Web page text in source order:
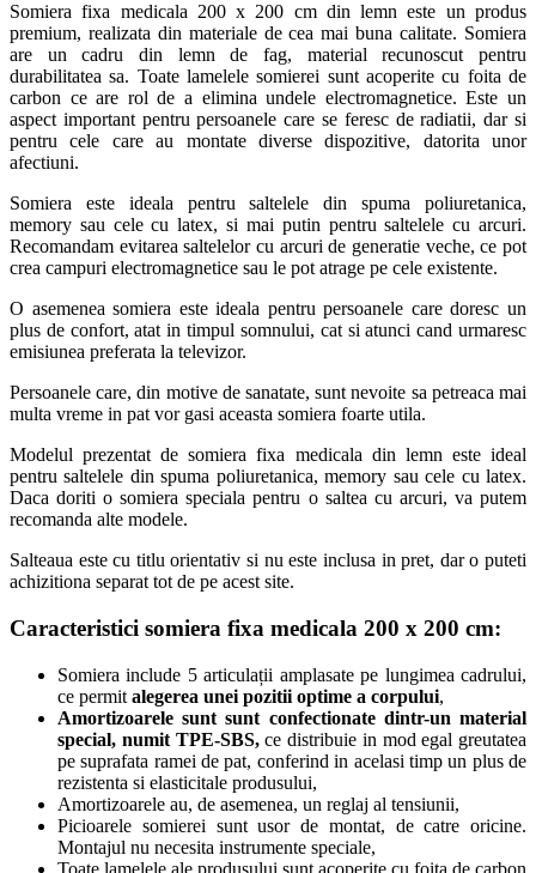
Somiera fixa medicala 200 x 200 cm din lemn este un produs
premium, realizata din materiale de cea mai buna calitate. Somiera
are un cadru din lemn de fag, material recunoscut pentru
durabilitatea sa. Toate lamelele somierei sunt acoperite cu foita de
carbon ce are rol de a elimina undele electromagnetice. Este un
aspect important pentru persoanele care se feresc de radiatii, dar si
pentru cele care au montate diverse dispozitive, datorita unor
afectiuni.
Somiera este ideala pentru saltelele din spuma poliuretanica,
memory sau cele cu latex, si mai putin pentru saltelele cu arcuri.
Recomandam evitarea saltelelor cu arcuri de generatie veche, ce pot
crea campuri electromagnetice sau le pot atrage pe cele existente.
O asemenea somiera este ideala pentru persoanele care doresc un
plus de confort, atat in timpul somnului, cat si atunci cand urmaresc
emisiunea preferata la televizor.
Persoanele care, din motive de sanatate, sunt nevoite sa petreaca mai
multa vreme in pat vor gasi aceasta somiera foarte utila.
Modelul prezentat de somiera fixa medicala din lemn este ideal
pentru saltelele din spuma poliuretanica, memory sau cele cu latex.
Daca doriti o somiera speciala pentru o saltea cu arcuri, va putem
recomanda alte modele.
Salteaua este cu titlu orientativ si nu este inclusa in pret, dar o puteti
achizitiona separat tot de pe acest site.
Caracteristici somiera fixa medicala 200 x 200 cm:
Somiera include 5 articulații amplasate pe lungimea cadrului,
ce permit alegerea unei pozitii optime a corpului,
Amortizoarele sunt sunt confectionate dintr-un material
special, numit TPE-SBS,ce distribuie in mod egal greutatea
pe suprafata ramei de pat, conferind in acelasi timp un plus de
rezistenta si elasticitale produsului,
Amortizoarele au, de asemenea, un reglaj al tensiunii,
Picioarele somierei sunt usor de montat, de catre oricine.
Montajul nu necesita instrumente speciale,
Toate lamelele ale produsului sunt acoperite cu foita de carbon